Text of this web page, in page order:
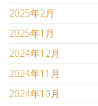
2025年2月
2025年1月
2024年12月
2024年11月
2024年10月